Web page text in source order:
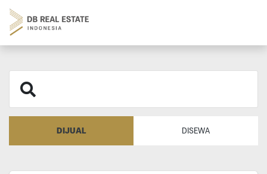
DIJUAL DISEWA